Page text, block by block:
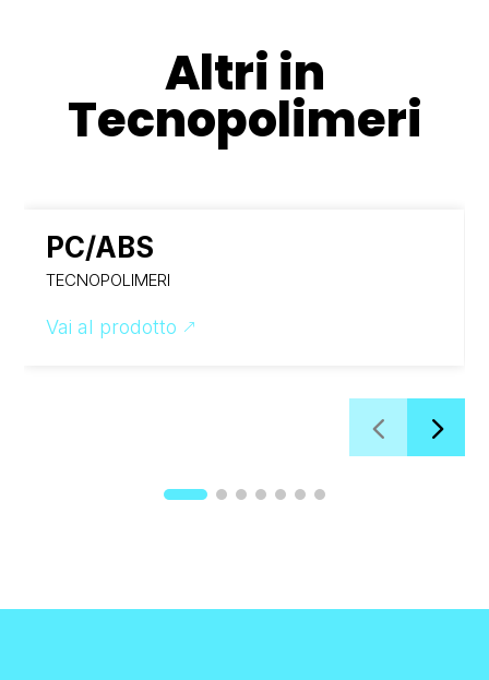
Altri in
Tecnopolimeri
PC/ABS
TECNOPOLIMERI
Vai al prodotto &